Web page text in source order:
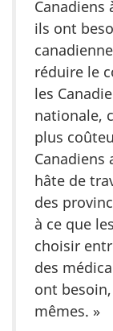
ils ont
réduire le
les
nationale,
plus
Canadiens
hâte de
des
à ce que
choisir
des
ont
mêmes. »